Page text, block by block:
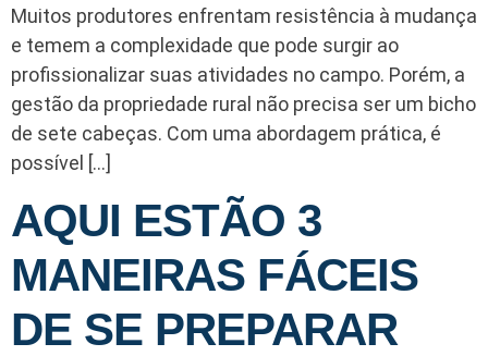
Muitos produtores enfrentam resistência à mudança
e temem a complexidade que pode surgir ao
profissionalizar suas atividades no campo. Porém, a
gestão da propriedade rural não precisa ser um bicho
de sete cabeças. Com uma abordagem prática, é
possível […]
AQUI ESTÃO 3
MANEIRAS FÁCEIS
DE SE PREPARAR